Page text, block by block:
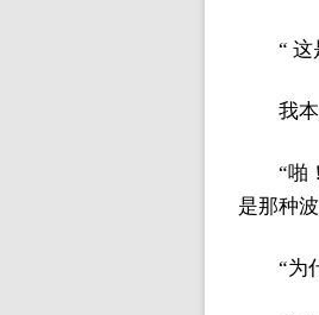
“ 这
我
“啪
是那种
“为